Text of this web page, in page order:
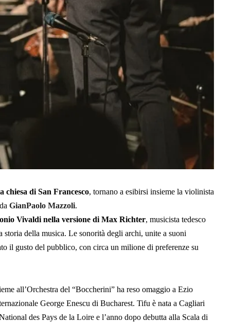
chiesa di San Francesco, tornano a esibirsi insieme la violinista
GianPaolo Mazzoli.
Vivaldi nella versione di Max Richter, musicista tedesco
della musica. Le sonorità degli archi, unite a suoni
il gusto del pubblico, con circa un milione di preferenze su
all’Orchestra del “Boccherini” ha reso omaggio a Ezio
George Enescu di Bucharest. Tifu è nata a Cagliari
des Pays de la Loire e l’anno dopo debutta alla Scala di